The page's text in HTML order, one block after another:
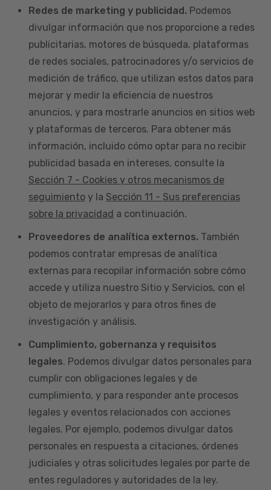
Redes de marketing y publicidad. Podemos
divulgar información que nos proporcione a redes
publicitarias, motores de búsqueda, plataformas
de redes sociales, patrocinadores y/o servicios de
medición de tráfico, que utilizan estos datos para
mejorar y medir la eficiencia de nuestros
anuncios, y para mostrarle anuncios en sitios web
y plataformas de terceros. Para obtener más
información, incluido cómo optar para no recibir
publicidad basada en intereses, consulte la
Sección 7 - Cookies y otros mecanismos de
seguimiento y la Sección 11 - Sus preferencias
sobre la privacidad a continuación.
Proveedores de analítica externos. También
podemos contratar empresas de analítica
externas para recopilar información sobre cómo
accede y utiliza nuestro Sitio y Servicios, con el
objeto de mejorarlos y para otros fines de
investigación y análisis.
Cumplimiento, gobernanza y requisitos
legales. Podemos divulgar datos personales para
cumplir con obligaciones legales y de
cumplimiento, y para responder ante procesos
legales y eventos relacionados con acciones
legales. Por ejemplo, podemos divulgar datos
personales en respuesta a citaciones, órdenes
judiciales y otras solicitudes legales por parte de
entes reguladores y autoridades de la ley.